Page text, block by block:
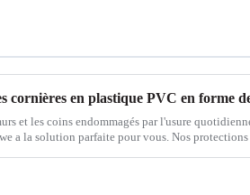
et les coins endommagés par l'usure
a la solution parfaite pour vous. Nos protections